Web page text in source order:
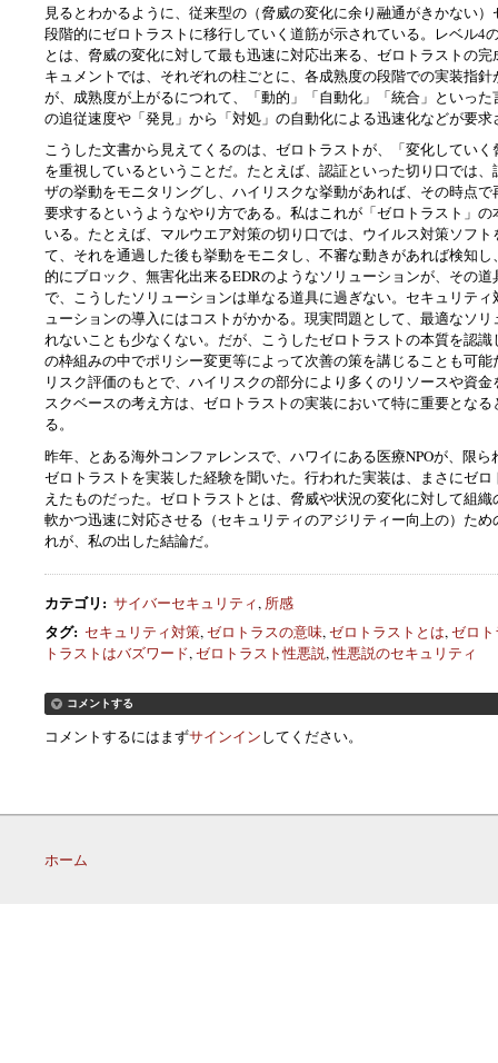
見るとわかるように、従来型の（脅威の変化に余り融通がきかない
段階的にゼロトラストに移行していく道筋が示されている。レベル4
とは、脅威の変化に対して最も迅速に対応出来る、ゼロトラストの
キュメントでは、それぞれの柱ごとに、各成熟度の段階での実装指
が、成熟度が上がるにつれて、「動的」「自動化」「統合」といっ
の追従速度や「発見」から「対処」の自動化による迅速化などが要求
こうした文書から見えてくるのは、ゼロトラストが、「変化してい
を重視しているということだ。たとえば、認証といった切り口では
ザの挙動をモニタリングし、ハイリスクな挙動があれば、その時点
要求するというようなやり方である。私はこれが「ゼロトラスト」
いる。たとえば、マルウエア対策の切り口では、ウイルス対策ソフ
て、それを通過した後も挙動をモニタし、不審な動きがあれば検知
的にブロック、無害化出来るEDRのようなソリューションが、その
で、こうしたソリューションは単なる道具に過ぎない。セキュリテ
ューションの導入にはコストがかかる。現実問題として、最適なソ
れないことも少なくない。だが、こうしたゼロトラストの本質を認
の枠組みの中でポリシー変更等によって次善の策を講じることも可
リスク評価のもとで、ハイリスクの部分により多くのリソースや資
スクベースの考え方は、ゼロトラストの実装において特に重要とな
る。
昨年、とある海外コンファレンスで、ハワイにある医療NPOが、限
ゼロトラストを実装した経験を聞いた。行われた実装は、まさにゼ
えたものだった。ゼロトラストとは、脅威や状況の変化に対して組
軟かつ迅速に対応させる（セキュリティのアジリティー向上の）た
れが、私の出した結論だ。
カテゴリ: サイバーセキュリティ, 所感
タグ: セキュリティ対策,ゼロトラスの意味,ゼロトラストとは,ゼロ
トラストはバズワード,ゼロトラスト性悪説,性悪説のセキュリティ
コメントする
コメントするにはまずサインインしてください。
ホーム